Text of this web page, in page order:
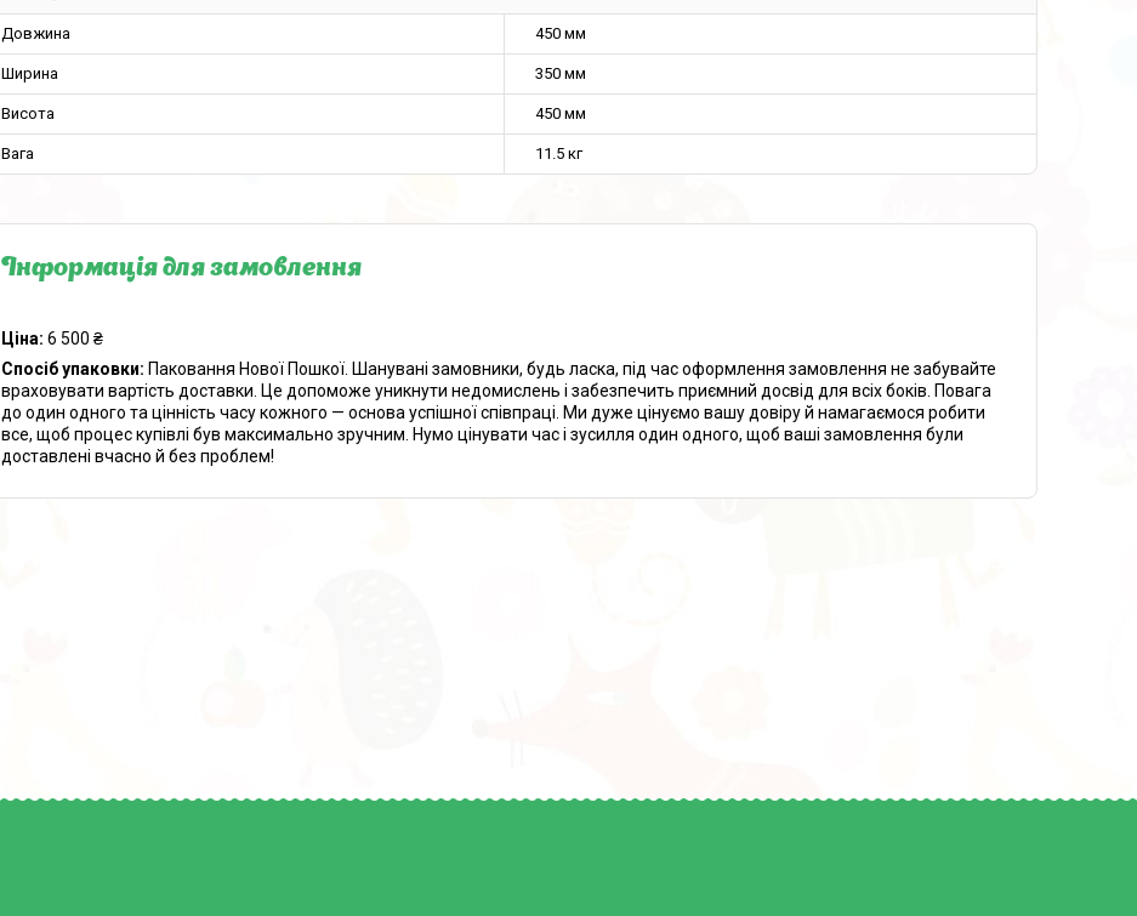
Довжина 450 мм
Ширина 350 мм
Висота 450 мм
Вага 11.5 кг
Інформація для замовлення
Ціна: 6 500 ₴
Спосіб упаковки: Паковання Нової Пошкої. Шанувані замовники, будь ласка, під час оформлення замовлення не забувайте
враховувати вартість доставки. Це допоможе уникнути недомислень і забезпечить приємний досвід для всіх боків. Повага
до один одного та цінність часу кожного — основа успішної співпраці. Ми дуже цінуємо вашу довіру й намагаємося робити
все, щоб процес купівлі був максимально зручним. Нумо цінувати час і зусилля один одного, щоб ваші замовлення були
доставлені вчасно й без проблем!